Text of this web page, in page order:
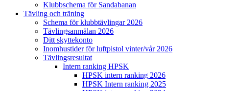
Klubbschema för Sandabanan
Tävling och träning
Schema för klubbtävlingar 2026
Tävlingsanmälan 2026
Ditt skyttekonto
Inomhustider för luftpistol vinter/vår 2026
Tävlingsresultat
Intern ranking HPSK
HPSK intern ranking 2026
HPSK Intern ranking 2025